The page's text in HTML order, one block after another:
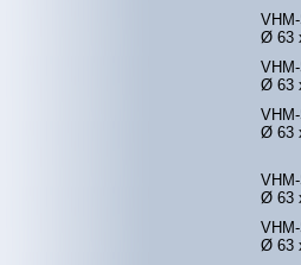
Ø 63
Ø 63
Ø 63
Ø 63
Ø 63